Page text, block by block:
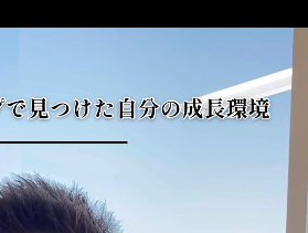
ウィルグループは業
務外でもチャレンジ
する社員を応援して
くれる文化がありま